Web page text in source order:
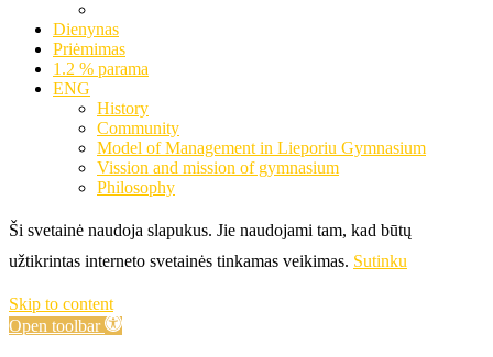
Dienynas
Priėmimas
1.2 % parama
ENG
History
Community
Model of Management in Lieporiu Gymnasium
Vission and mission of gymnasium
Philosophy
Ši svetainė naudoja slapukus. Jie naudojami tam, kad būtų
užtikrintas interneto svetainės tinkamas veikimas. Sutinku
Skip to content
Open toolbar